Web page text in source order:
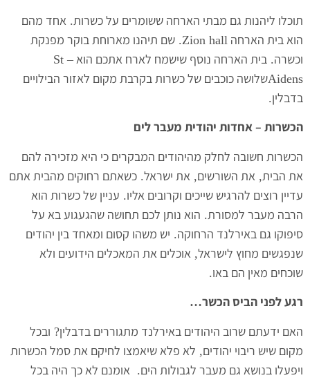
תוכלו ליהנות גם מבתי הארחה ששומרים על כשרות. אחד מהם
הוא בית הארחה Zion hall. שם תיהנו מארוחת בוקר מפנקת
וכשרה. בית הארחה נוסף שישמח לארח אתכם הוא
– St
Aidensשלושה כוכבים של כשרות בקרבת מקום לאזור הבילויים
בדבלין.
הכשרות – אחדות יהודית מעבר לים
הכשרות חשובה לחלק מהיהודים המבקרים כי היא מזכירה להם
את הבית, את השורשים, את ישראל. כשאתם רחוקים מהבית אתם
עדיין רוצים להרגיש שייכים וקרובים אליו. עניין של כשרות הוא
הרבה מעבר למסורת. הוא נותן לכם תחושה שהגעגוע בא על
סיפוקו גם באירלנד הרחוקה. יש משהו קסום ומאחד בין יהודים
שנפגשים מחוץ לישראל, אוכלים את המאכלים הידועים ולא
שוכחים מאין הם באו.
רגע לפני הביס הכשר…
האם ידעתם שרוב היהודים באירלנד מתגוררים בדבלין? ובכל
מקום שיש ריבוי יהודים, לא פלא שיאמצו לחיקם את סמל הכשרות
ויפעלו בנושא גם מעבר לגבולות הים. אומנם לא כך היה בכל